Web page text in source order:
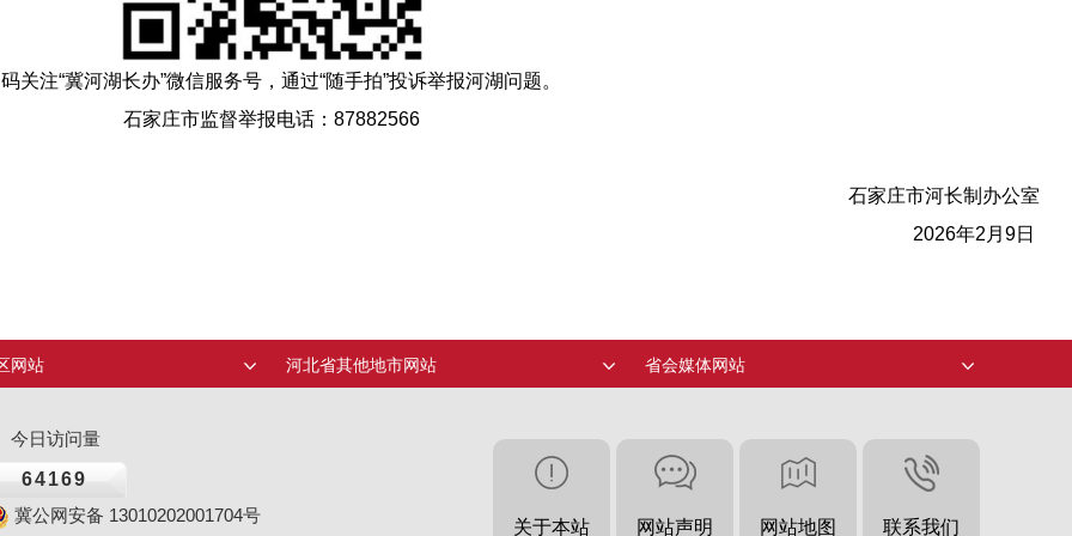
关注“冀河湖长办”微信服务号，通过“随手拍”投诉举报河湖问题。
石家庄市监督举报电话：87882566
石家庄市河长制办公室
2026年2月9日